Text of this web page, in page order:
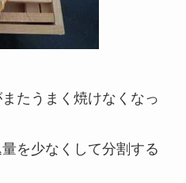
たうまく焼けなくなっ
を少なくして分割する